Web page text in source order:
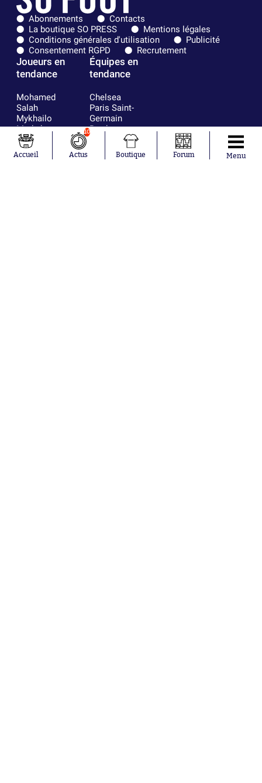
Abonnements
Contacts
La boutique SO PRESS
Mentions légales
Conditions générales d'utilisation
Publicité
Consentement RGPD
Recrutement
Joueurs en
tendance
Mohamed
Salah
Mykhailo
Mudryk
Neymar
Khalis Merah
Loïs Openda
Équipes en
tendance
Chelsea
Paris Saint-
Germain
Bordeaux
Olympique
lyonnais
FIFA
Accueil
10
Actus Boutique Forum Menu